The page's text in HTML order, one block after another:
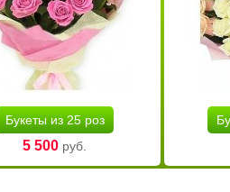
Букеты из 25 роз
5 500 руб.